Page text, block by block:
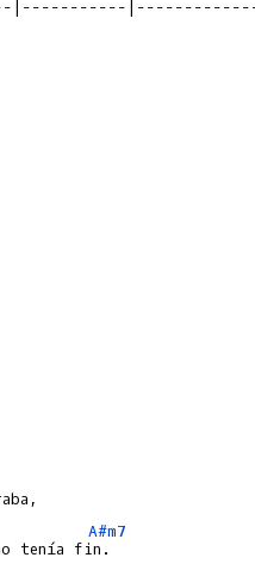
|-----------
A#m7
tenía fin.